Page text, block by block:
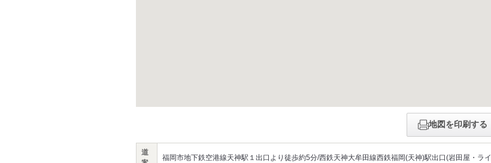
地図を印刷する
道
福岡市地下鉄空港線天神駅１出口より徒歩約5分/西鉄天神大牟田線西鉄福岡(天神)駅出口(岩田屋・ライ